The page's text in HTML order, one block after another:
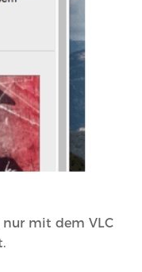
nur mit dem VLC